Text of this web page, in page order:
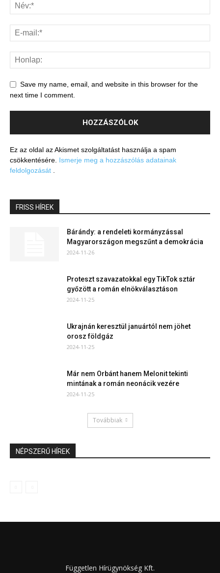
Save my name, email, and website in this browser for the
next time I comment.
Ez az oldal az Akismet szolgáltatást használja a spam
csökkentésére. Ismerje meg a hozzászólás adatainak
feldolgozását
FRISS HÍREK
Bárándy: a rendeleti kormányzással
Magyarországon megszűnt a demokrácia
2024-11-26
Proteszt szavazatokkal egy TikTok sztár
győzött a román elnökválasztáson
2024-11-25
Ukrajnán keresztül januártól nem jöhet
orosz földgáz
2024-11-25
Már nem Orbánt hanem Melonit tekinti
mintának a román neonácik vezére
2024-11-25
Továbbiak
NÉPSZERŰ HÍREK
Független Hírügynökség Kft.